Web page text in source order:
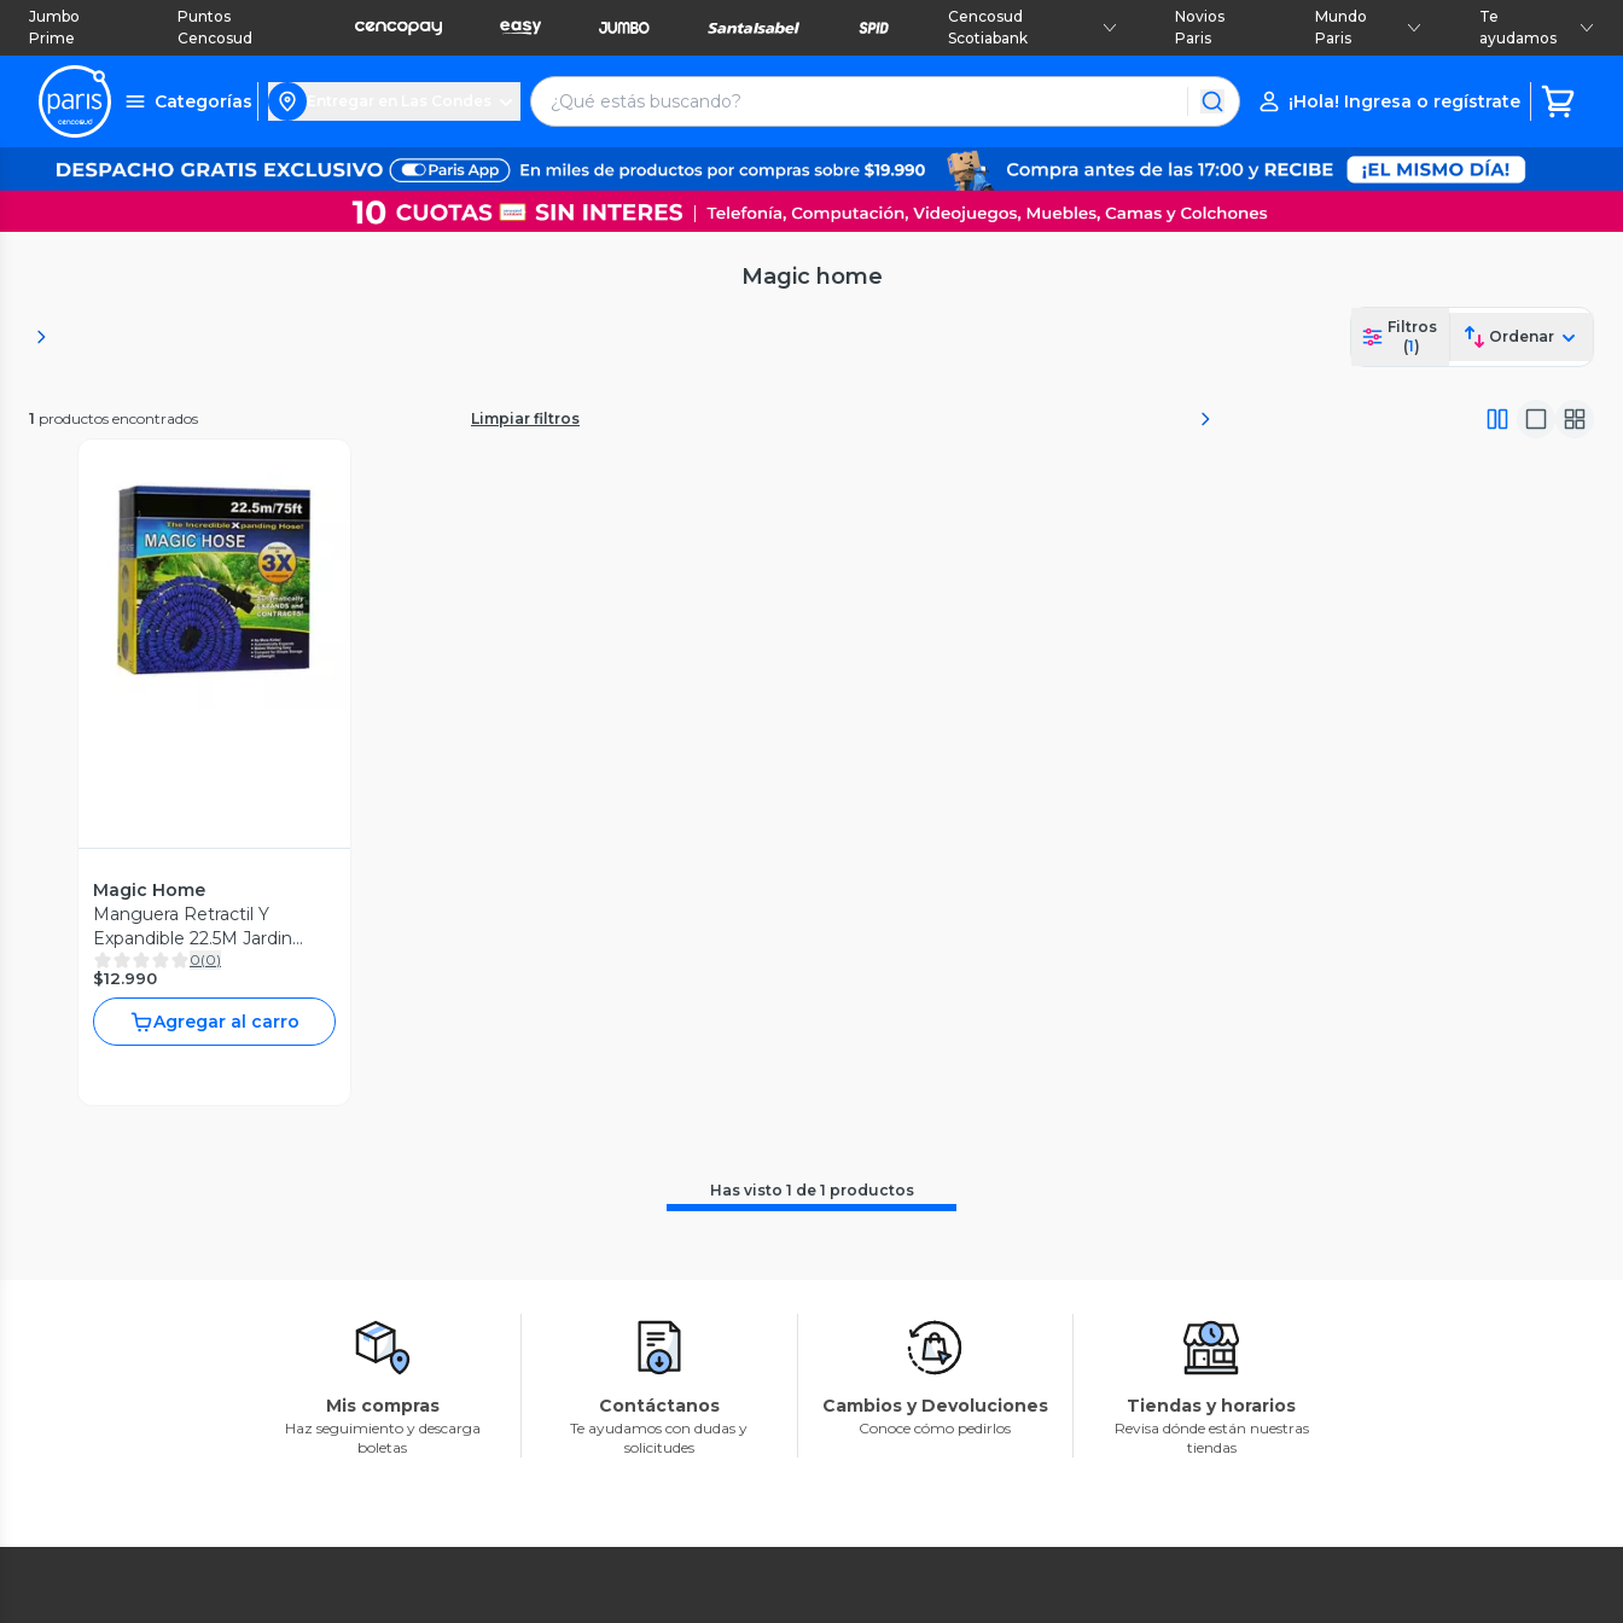
Jumbo
Prime
Puntos
Cencosud
Cencosud
Scotiabank
Novios
Paris
Mundo
Paris
Te
ayudamos
Categorías ¡Hola! Ingresa o regístrate
Magic home
Filtros
(1)
Ordenar
1 productos encontrados Limpiar filtros
Vista Previa
Magic Home
Manguera Retractil Y
Expandible 22.5M Jardin
Accesorios 0(0)
$12.990
Agregar al carro
Has visto 1 de 1 productos
Mis compras
Haz seguimiento y descarga
boletas
Contáctanos
Te ayudamos con dudas y
solicitudes
Cambios y Devoluciones
Conoce cómo pedirlos
Tiendas y horarios
Revisa dónde están nuestras
tiendas